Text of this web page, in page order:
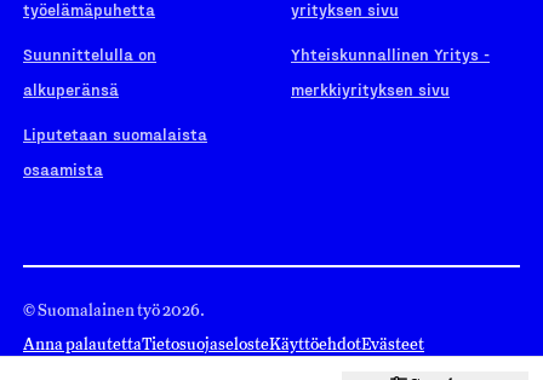
työelämäpuhetta
Suunnittelulla on
alkuperänsä
Liputetaan suomalaista
osaamista
yrityksen sivu
Yhteiskunnallinen Yritys -
merkkiyrityksen sivu
© Suomalainen työ 2026.
Anna palautettaTietosuojaselosteKäyttöehdotEvästeet